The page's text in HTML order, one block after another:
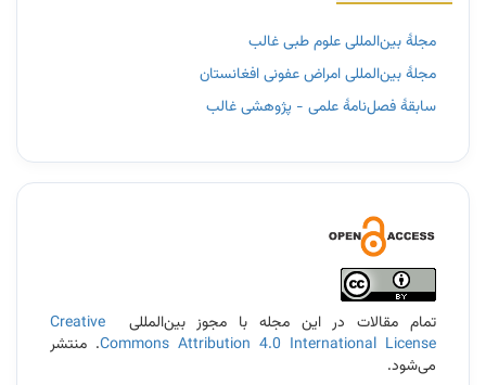
مجلۀ بین‌المللی علوم طبی غالب
مجلۀ بین‌المللی امراض عفونی افغانستان
سابقۀ فصل‌نامۀ علمی - پژوهشی غالب
تمام مقالات در این مجله با مجوز بین‌المللی Creative
Commons Attribution 4.0 International License. منتشر
می‌شود.